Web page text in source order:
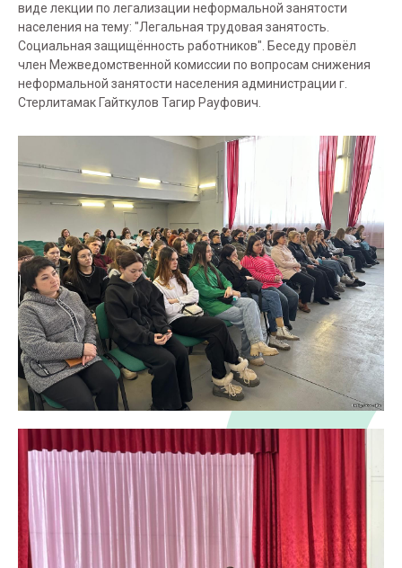
виде лекции по легализации неформальной занятости
населения на тему: "Легальная трудовая занятость.
Социальная защищённость работников". Беседу провёл
член Межведомственной комиссии по вопросам снижения
неформальной занятости населения администрации г.
Стерлитамак Гайткулов Тагир Рауфович.